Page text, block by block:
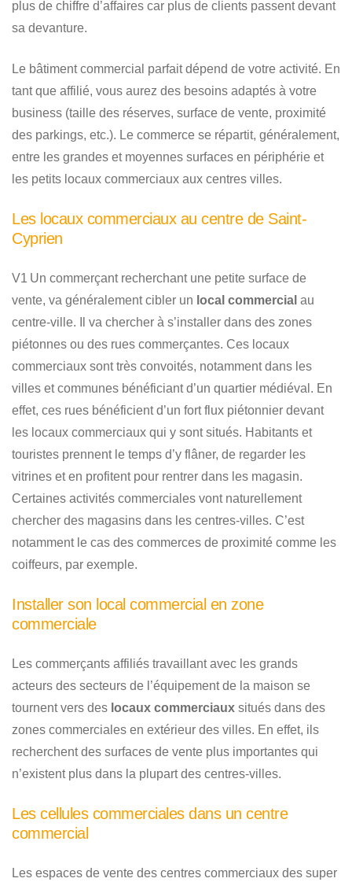
plus de chiffre d’affaires car plus de clients passent devant
sa devanture.
Le bâtiment commercial parfait dépend de votre activité. En
tant que affilié, vous aurez des besoins adaptés à votre
business (taille des réserves, surface de vente, proximité
des parkings, etc.). Le commerce se répartit, généralement,
entre les grandes et moyennes surfaces en périphérie et
les petits locaux commerciaux aux centres villes.
Les locaux commerciaux au centre de Saint-
Cyprien
V1 Un commerçant recherchant une petite surface de
vente, va généralement cibler un local commercial au
centre-ville. Il va chercher à s’installer dans des zones
piétonnes ou des rues commerçantes. Ces locaux
commerciaux sont très convoités, notamment dans les
villes et communes bénéficiant d’un quartier médiéval. En
effet, ces rues bénéficient d’un fort flux piétonnier devant
les locaux commerciaux qui y sont situés. Habitants et
touristes prennent le temps d’y flâner, de regarder les
vitrines et en profitent pour rentrer dans les magasin.
Certaines activités commerciales vont naturellement
chercher des magasins dans les centres-villes. C’est
notamment le cas des commerces de proximité comme les
coiffeurs, par exemple.
Installer son local commercial en zone
commerciale
Les commerçants affiliés travaillant avec les grands
acteurs des secteurs de l’équipement de la maison se
tournent vers des locaux commerciaux situés dans des
zones commerciales en extérieur des villes. En effet, ils
recherchent des surfaces de vente plus importantes qui
n’existent plus dans la plupart des centres-villes.
Les cellules commerciales dans un centre
commercial
Les espaces de vente des centres commerciaux des super